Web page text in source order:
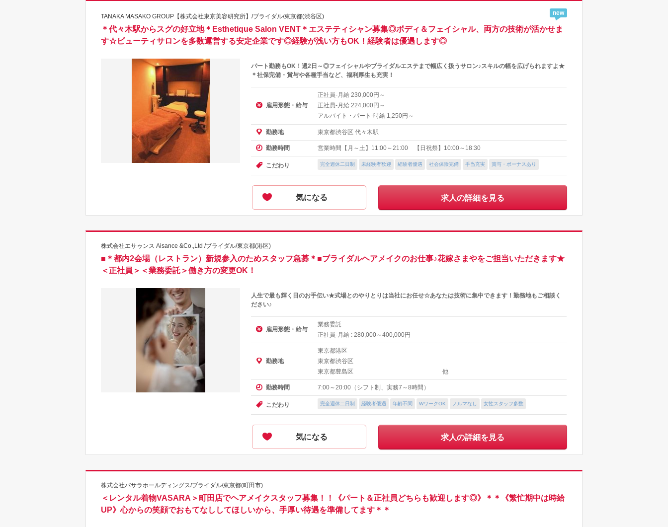
TANAKA MASAKO GROUP【株式会社東京美容研究所】/ブライダル/東京都(渋谷区) new
＊代々木駅からスグの好立地＊Esthetique Salon VENT＊エステティシャン募集◎ボディ＆フェイシャル、両方の技術が活かせま
す☆ビューティサロンを多数運営する安定企業です◎経験が浅い方もOK！経験者は優遇します◎
パート勤務もOK！週2日～◎フェイシャルやブライダルエステまで幅広く扱うサロン♪スキルの幅を広げられますよ★
＊社保完備・賞与や各種手当など、福利厚生も充実！
雇用形態・給与
正社員-月給 230,000円～
正社員-月給 224,000円～
アルバイト・パート-時給 1,250円～
勤務地 東京都渋谷区 代々木駅
勤務時間 営業時間【月～土】11:00～21:00 【日祝祭】10:00～18:30
こだわり 完全週休二日制 未経験者歓迎 経験者優遇 社会保険完備 手当充実 賞与・ボーナスあり
気になる 求人の詳細を見る
株式会社エサゥンス Aisance &Co.,Ltd /ブライダル/東京都(港区)
■＊都内2会場（レストラン）新規参入のためスタッフ急募＊■ブライダルヘアメイクのお仕事♪花嫁さまやをご担当いただきます★
＜正社員＞＜業務委託＞働き方の変更OK！
人生で最も輝く日のお手伝い★式場とのやりとりは当社にお任せ☆あなたは技術に集中できます！勤務地もご相談く
ださい♪
雇用形態・給与
業務委託
正社員-月給 : 280,000～400,000円
勤務地
東京都港区
東京都渋谷区
東京都豊島区
他
勤務時間 7:00～20:00（シフト制、実務7～8時間）
こだわり 完全週休二日制 経験者優遇 年齢不問 WワークOK ノルマなし 女性スタッフ多数
気になる 求人の詳細を見る
株式会社バサラホールディングス/ブライダル/東京都(町田市)
＜レンタル着物VASARA＞町田店でヘアメイクスタッフ募集！！《パート＆正社員どちらも歓迎します◎》＊＊《繁忙期中は時給
UP》心からの笑顔でおもてなししてほしいから、手厚い待遇を準備してます＊＊